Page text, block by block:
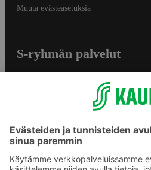
Muuta evästeasetuksia
S-ryhmän palvelut
S-ostoslista -sovellus
Prisma.fi
Sokos.fi
S-Pankki